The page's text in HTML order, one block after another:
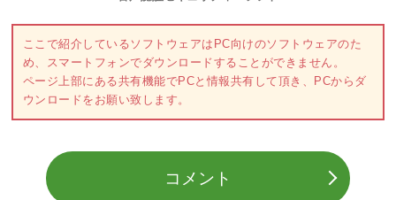
ここで紹介しているソフトウェアはPC向けのソフトウェアのた
め、スマートフォンでダウンロードすることができません。
ページ上部にある共有機能でPCと情報共有して頂き、PCからダ
ウンロードをお願い致します。
コメント